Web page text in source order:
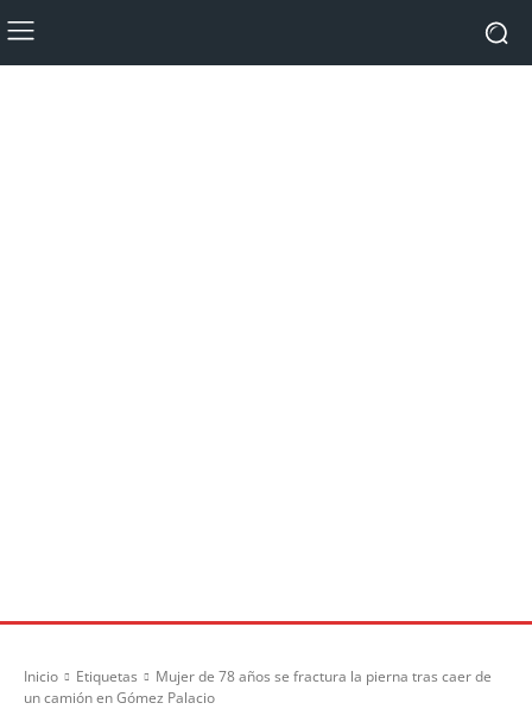
Inicio Etiquetas
Mujer de 78 años se fractura la pierna tras caer de
un camión en Gómez Palacio